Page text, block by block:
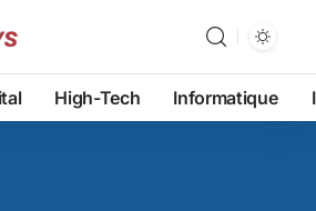
High-Tech Informatique